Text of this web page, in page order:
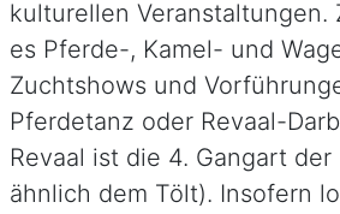
kulturellen Veranstaltungen.
es Pferde-, Kamel- und
Zuchtshows und
Pferdetanz oder Revaal-
Revaal ist die 4. Gangart
ähnlich dem Tölt). Insofern